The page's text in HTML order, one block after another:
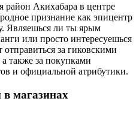
район Акихабара в центре
признание как эпицентр
Являешься ли ты ярым
или просто интересуешься
отправиться за гиковскими
также за покупками
и официальной атрибутики.
магазинах